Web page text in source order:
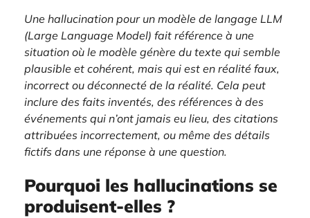
Une hallucination pour un modèle de langage LLM
(Large Language Model) fait référence à une
situation où le modèle génère du texte qui semble
plausible et cohérent, mais qui est en réalité faux,
incorrect ou déconnecté de la réalité. Cela peut
inclure des faits inventés, des références à des
événements qui n’ont jamais eu lieu, des citations
attribuées incorrectement, ou même des détails
fictifs dans une réponse à une question.
Pourquoi les hallucinations se
produisent-elles ?